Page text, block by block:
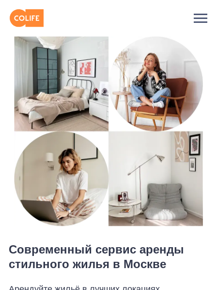
Современный сервис аренды
стильного жилья в Москве
Арендуйте жильё в лучших локациях
с включённым сервисом или сдайте свою
квартиру с полным управлением Colife
Хотите снять или сдать жилье?